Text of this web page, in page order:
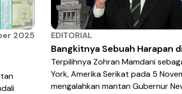
2025 EDITORIAL
Bangkitnya Sebuah Harapan
Terpilihnya Zohran Mamdani
York, Amerika Serikat pada 5
mengalahkan mantan Gubernur